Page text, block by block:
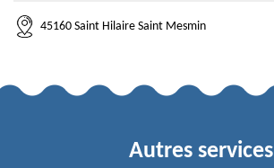
45160 Saint Hilaire Saint Mesmin
Autres services